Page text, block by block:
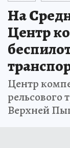
На
Центр
Центр
рельсового
Верхней